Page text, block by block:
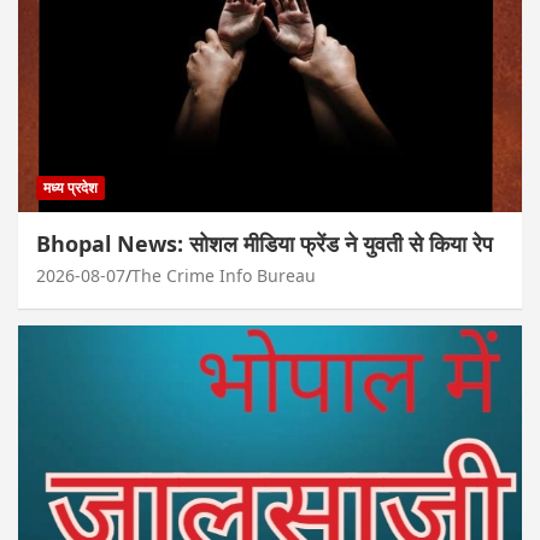
मध्य प्रदेश
Bhopal News: सोशल मीडिया फ्रेंड ने युवती से किया रेप
2026-08-07 The Crime Info Bureau